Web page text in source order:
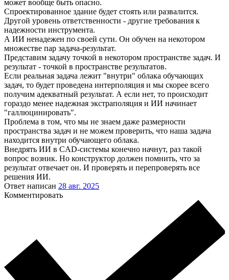
может вообще быть опасно.
Спроектированное здание будет стоять или развалится.
Другой уровень ответственности - другие требования к
надежности инструмента.
А ИИ ненадежен по своей сути. Он обучен на некотором
множестве пар задача-результат.
Представим задачу точкой в некотором пространстве задач. И
результат - точкой в пространстве результатов.
Если реальная задача лежит "внутри" облака обучающих
задач, то будет проведена интерполяция и мы скорее всего
получим адекватный результат. А если нет, то происходит
гораздо менее надежная экстраполяция и ИИ начинает
"галлюцинировать".
Проблема в том, что мы не знаем даже размерности
пространства задач и не можем проверить, что наша задача
находится внутри обучающего облака.
Внедрять ИИ в CAD-системы конечно начнут, раз такой
вопрос возник. Но конструктор должен помнить, что за
результат отвечает он. И проверять и перепроверять все
решения ИИ.
Ответ написан 28 авг. 2025
Комментировать